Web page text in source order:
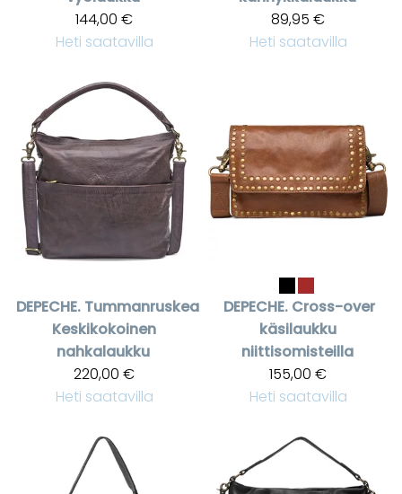
144,00 €
Heti saatavilla
89,95 €
Heti saatavilla
DEPECHE. Tummanruskea
Keskikokoinen
nahkalaukku
220,00 €
Heti saatavilla
DEPECHE. Cross-over
käsilaukku
niittisomisteilla
155,00 €
Heti saatavilla